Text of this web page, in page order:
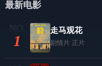
最新电影
1
走马观花
剧情片 正片